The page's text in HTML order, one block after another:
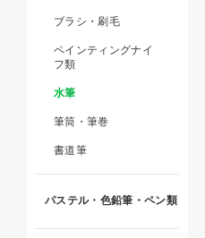
ブラシ・刷毛
ペインティングナイ
フ類
水筆
筆筒・筆巻
書道筆
パステル・色鉛筆・ペン類